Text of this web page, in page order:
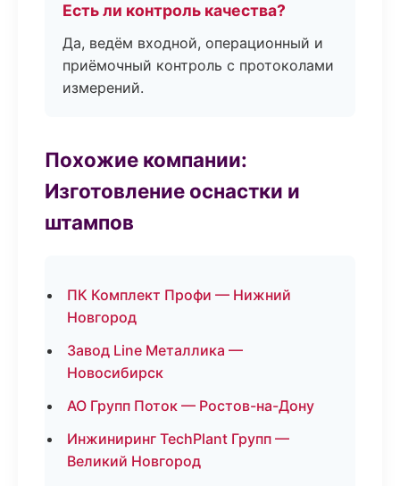
Есть ли контроль качества?
Да, ведём входной, операционный и
приёмочный контроль с протоколами
измерений.
Похожие компании:
Изготовление оснастки и
штампов
ПК Комплект Профи — Нижний
Новгород
Завод Line Металлика —
Новосибирск
АО Групп Поток — Ростов-на-Дону
Инжиниринг TechPlant Групп —
Великий Новгород